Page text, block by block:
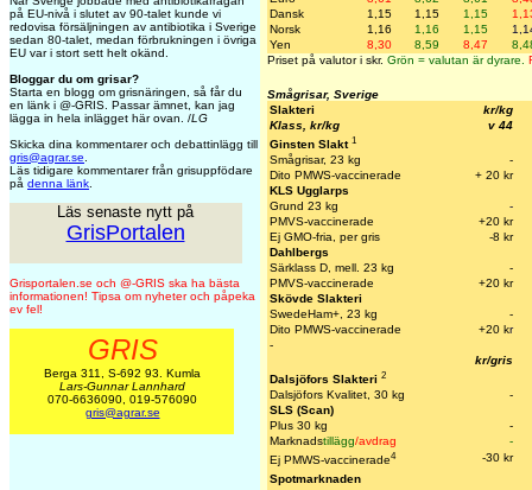
på EU-nivå i slutet av 90-talet kunde vi
redovisa försäljningen av antibiotika i Sverige
sedan 80-talet, medan förbrukningen i övriga
EU var i stort sett helt okänd.
Bloggar du om grisar?
Starta en blogg om grisnäringen, så får du
en länk i @-GRIS. Passar ämnet, kan jag
lägga in hela inlägget här ovan. /LG
Skicka dina kommentarer och debattinlägg till
gris@agrar.se
Läs tidigare kommentarer från grisuppfödare
på denna länk
Läs senaste nytt på
GrisPortalen
Grisportalen.se och @-GRIS ska ha bästa
informationen! Tipsa om nyheter och påpeka
ev fel!
GRIS
Berga 311, S-692 93. Kumla
Lars-Gunnar Lannhard
070-6636090, 019-576090
gris@agrar.se
Dansk
1,15 1,15 1,15
Norsk
1,16 1,16 1,15
Yen
8,30 8,59 8,47
Priset på valutor i skr. Grön = valutan är dyrare.
Smågrisar, Sverige
Slakteri
kr/kg
Klass, kr/kg
v 44
Ginsten Slakt 1
Smågrisar, 23 kg
-
Dito PMWS-vaccinerade
+ 20 kr
KLS Ugglarps
Grund 23 kg
-
PMVS-vaccinerade
+20 kr
Ej GMO-fria, per gris
-8 kr
Dahlbergs
Särklass D, mell. 23 kg
-
PMVS-vaccinerade
+20 kr
Skövde Slakteri
SwedeHam+, 23 kg
-
Dito PMWS-vaccinerade
+20 kr
-
kr/gris
Dalsjöfors Slakteri 2
Dalsjöfors Kvalitet, 30 kg
-
SLS (Scan)
Plus 30 kg
-
Marknadstillägg/avdrag
-
Ej PMWS-vaccinerade4
-30 kr
Spotmarknaden